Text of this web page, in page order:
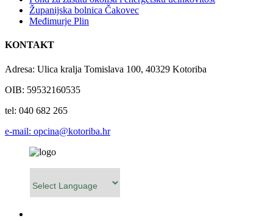
Županijska bolnica Čakovec
Međimurje Plin
KONTAKT
Adresa: Ulica kralja Tomislava 100, 40329 Kotoriba
OIB: 59532160535
tel: 040 682 265
e-mail: opcina@kotoriba.hr